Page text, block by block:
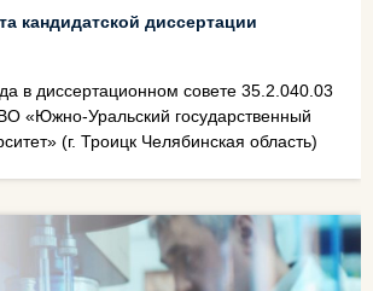
кандидатской диссертации
в диссертационном совете 35.2.040.03
«Южно-Уральский государственный
(г. Троицк Челябинская область)